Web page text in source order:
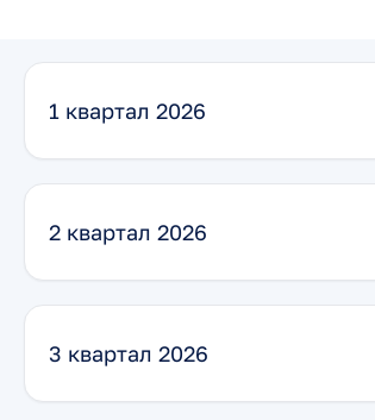
1 квартал 2026
2 квартал 2026
3 квартал 2026